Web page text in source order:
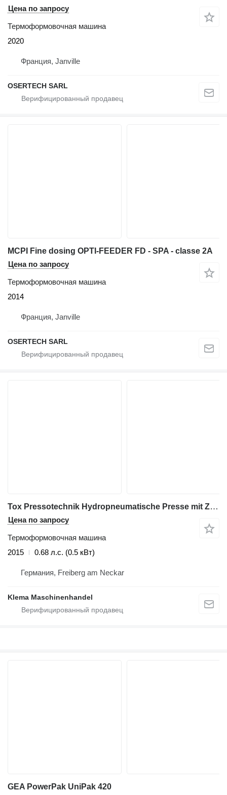
Цена по запросу
Термоформовочная машина
2020
Франция, Janville
OSERTECH SARL
MCPI Fine dosing OPTI-FEEDER FD - SPA - classe 2A
Цена по запросу
Термоформовочная машина
2014
Франция, Janville
OSERTECH SARL
Tox Pressotechnik Hydropneumatische Presse mit Zuführung STE341-721
Цена по запросу
Термоформовочная машина
2015
0.68 л.с. (0.5 кВт)
Германия, Freiberg am Neckar
Klema Maschinenhandel
GEA PowerPak UniPak 420